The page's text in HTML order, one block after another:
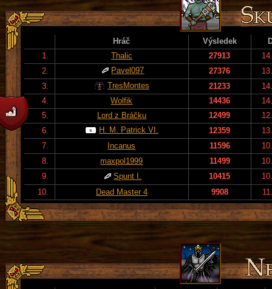
Hráč Výsledek
1.
Thalic 27913
2.
Pavel097 27376
3.
TresMontes 21233
4.
Wolfik 14436
5.
Lord z Bráčku 12499
6.
H. M. Patrick VI. 12359
7.
Incanus 11596
8.
maxpol1999 11499
9.
Spunt I. 10415
10.
Dead Master 4 9908